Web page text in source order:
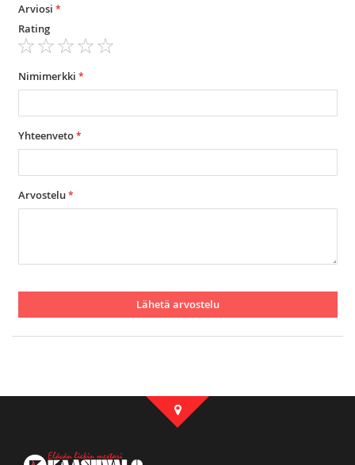
Arviosi
Rating
star
stars
stars
stars
stars
Nimimerkki
Yhteenveto
Arvostelu
Lähetä arvostelu